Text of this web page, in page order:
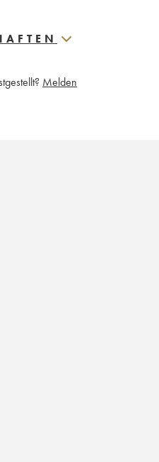
Melden